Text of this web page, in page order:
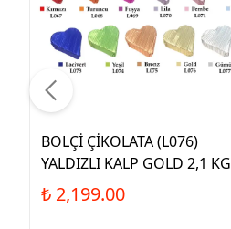
BOLÇİ ÇİKOLATA (L076)
YALDIZLI KALP GOLD 2,1 KG
₺ 2,199.00